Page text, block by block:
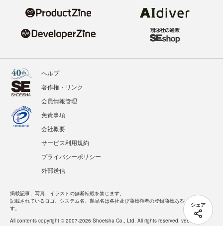
シェア
ヘルプ
著作権・リンク
会員情報管理
免責事項
会社概要
サービス利用規約
プライバシーポリシー
外部送信
掲載記事、写真、イラストの無断転載を禁じます。
記載されているロゴ、システム名、製品名は各社及び商標権者の登録商標あるいは商標で
す。
All contents copyright © 2007-2026 Shoeisha Co., Ltd. All rights reserved. ver.1.5